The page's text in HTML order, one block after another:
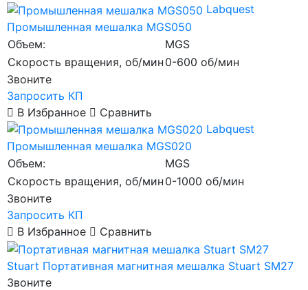
Labquest
Промышленная мешалка MGS050
Объем:
MGS
Скорость вращения, об/мин 0-600 об/мин
Звоните
Запросить КП
В Избранное
Сравнить
Labquest
Промышленная мешалка MGS020
Объем:
MGS
Скорость вращения, об/мин 0-1000 об/мин
Звоните
Запросить КП
В Избранное
Сравнить
Stuart Портативная магнитная мешалка Stuart SM27
Звоните